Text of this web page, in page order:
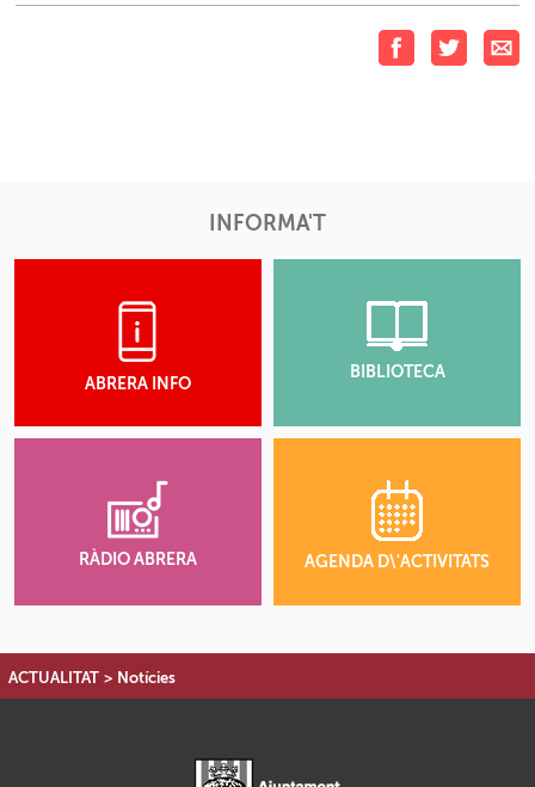
INFORMA'T
ABRERA INFO
BIBLIOTECA
RÀDIO ABRERA AGENDA D\'ACTIVITATS
ACTUALITAT > Notícies